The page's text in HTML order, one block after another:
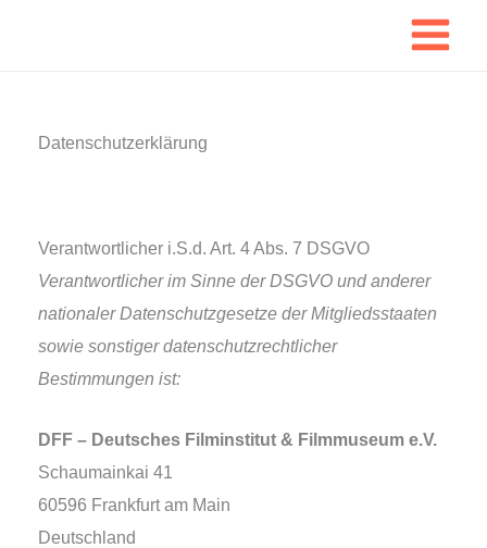
Datenschutzerklärung
Verantwortlicher i.S.d. Art. 4 Abs. 7 DSGVO
Verantwortlicher im Sinne der DSGVO und ande­rer
natio­na­ler Datenschutzgesetze der Mitgliedsstaaten
sowie sons­ti­ger daten­schutz­recht­li­cher
Bestimmungen ist:
DFF – Deutsches Filminstitut & Filmmuseum e.V.
Schaumainkai 41
60596 Frankfurt am Main
Deutschland